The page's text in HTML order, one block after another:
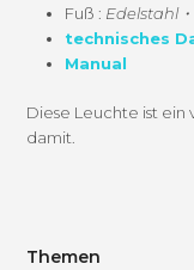
Fuß : Edelstahl
tech­nis­ches
Man­u­al
Diese Leuchte ist
damit.
Themen